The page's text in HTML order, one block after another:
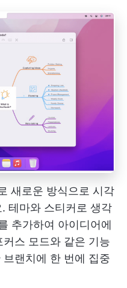
새로운 방식으로 시각
테마와 스티커로 생각
추가하여 아이디어에
스 모드와 같은 기능
랜치에 한 번에 집중